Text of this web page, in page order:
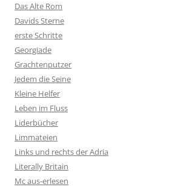
Das Alte Rom
Davids Sterne
erste Schritte
Georgiade
Grachtenputzer
Jedem die Seine
Kleine Helfer
Leben im Fluss
Liderbücher
Limmateien
Links und rechts der Adria
Literally Britain
Mc aus-erlesen